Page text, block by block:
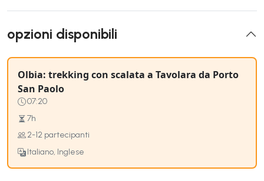
opzioni disponibili
Olbia: trekking con scalata a Tavolara da Porto
San Paolo
07:20
7h
2-12 partecipanti
Italiano, Inglese